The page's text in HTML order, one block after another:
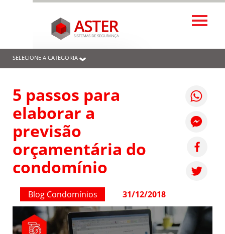
SELECIONE A CATEGORIA
5 passos para
elaborar a
previsão
orçamentária do
condomínio
Blog Condomínios 31/12/2018